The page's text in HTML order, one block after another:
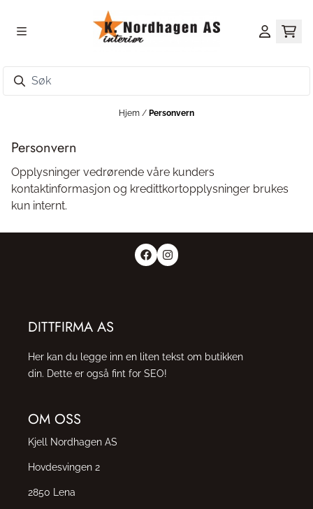
Hjem / Personvern
Personvern
Opplysninger vedrørende våre kunders
kontaktinformasjon og kredittkortopplysninger brukes
kun internt.
DITTFIRMA AS
Her kan du legge inn en liten tekst om butikken
din. Dette er også fint for SEO!
OM OSS
Kjell Nordhagen AS
Hovdesvingen 2
2850 Lena